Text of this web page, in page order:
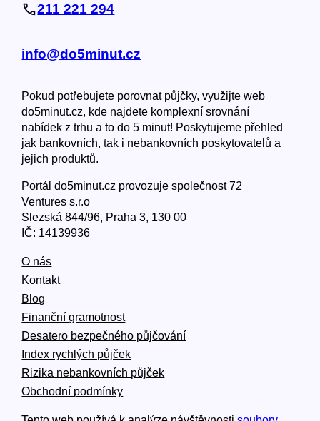
211 221 294
info@do5minut.cz
Pokud potřebujete porovnat půjčky, využijte web
do5minut.cz, kde najdete komplexní srovnání
nabídek z trhu a to do 5 minut! Poskytujeme přehled
jak bankovních, tak i nebankovních poskytovatelů a
jejich produktů.
Portál do5minut.cz provozuje společnost 72
Ventures s.r.o
Slezská 844/96, Praha 3, 130 00
IČ: 14139936
O nás
Kontakt
Blog
Finanční gramotnost
Desatero bezpečného půjčování
Index rychlých půjček
Rizika nebankovních půjček
Obchodní podmínky